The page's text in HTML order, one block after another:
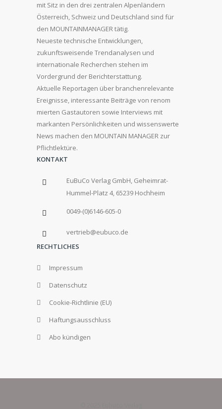
mit Sitz in den drei zentralen Alpenländern
Österreich, Schweiz und Deutschland sind für
den MOUNTAINMANAGER tätig.
Neueste technische Entwicklungen,
zukunftsweisende Trendanalysen und
internationale Recherchen stehen im
Vordergrund der Berichterstattung.
Aktuelle Reportagen über branchenrelevante
Ereignisse, interessante Beiträge von renom
mierten Gastautoren sowie Interviews mit
markanten Persönlichkeiten und wissenswerte
News machen den MOUNTAIN MANAGER zur
Pflichtlektüre.
KONTAKT
EuBuCo Verlag GmbH, Geheimrat-
Hummel-Platz 4, 65239 Hochheim
0049-(0)6146-605-0
vertrieb@eubuco.de
RECHTLICHES
Impressum
Datenschutz
Cookie-Richtlinie (EU)
Haftungsausschluss
Abo kündigen